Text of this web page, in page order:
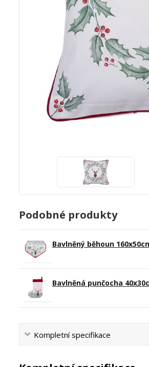
Podobné produkty
Bavlněný běhoun
Bavlněná punčocha
Kompletní specifikace